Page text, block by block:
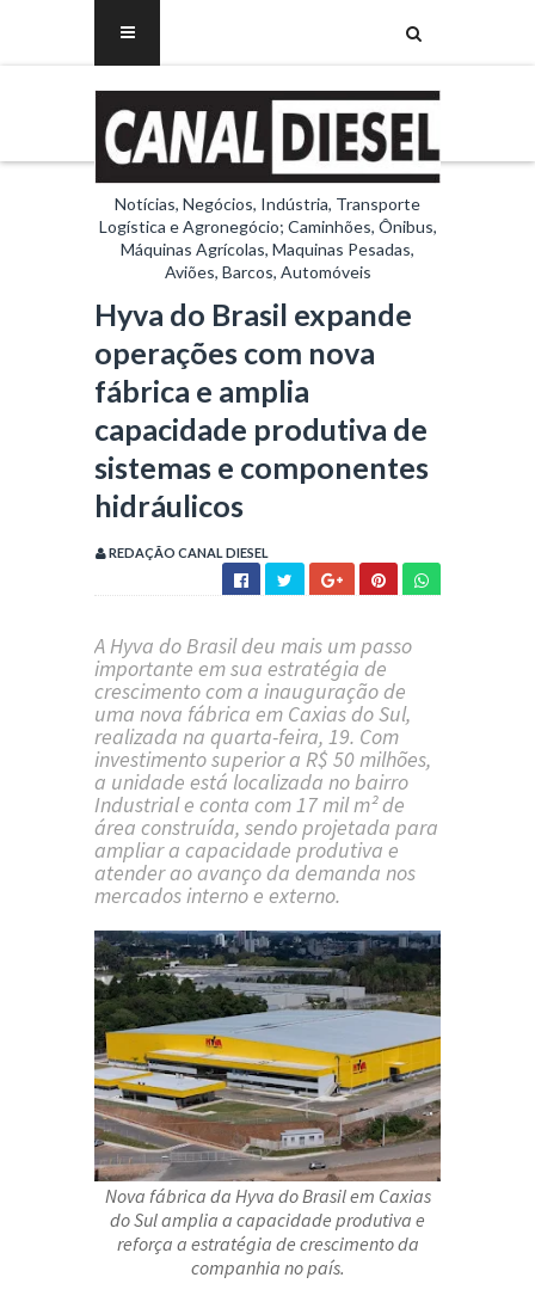
Notícias, Negócios, Indústria, Transporte
Logística e Agronegócio; Caminhões, Ônibus,
Máquinas Agrícolas, Maquinas Pesadas,
Aviões, Barcos, Automóveis
Hyva do Brasil expande
operações com nova
fábrica e amplia
capacidade produtiva de
sistemas e componentes
hidráulicos
REDAÇÃO CANAL DIESEL
AHyva do Brasildeu mais um passo
importante em sua estratégia de
crescimento com a inauguração de
uma nova fábrica em Caxias do Sul,
realizada na quarta-feira, 19. Com
investimento superior a R$ 50 milhões,
a unidade está localizada no bairro
Industrial e conta com 17 mil m² de
área construída, sendo projetada para
ampliar a capacidade produtiva e
atender ao avanço da demanda nos
mercados interno e externo.
Nova fábrica da Hyva do Brasil em Caxias
do Sul amplia a capacidade produtiva e
reforça a estratégia de crescimento da
companhia no país.